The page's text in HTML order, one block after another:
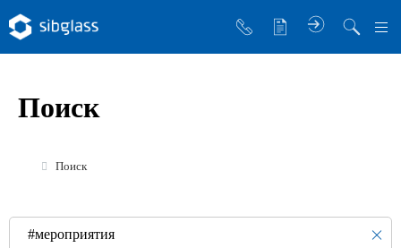
Управляющая компания
Инженер Стеклов
Поиск
Поиск